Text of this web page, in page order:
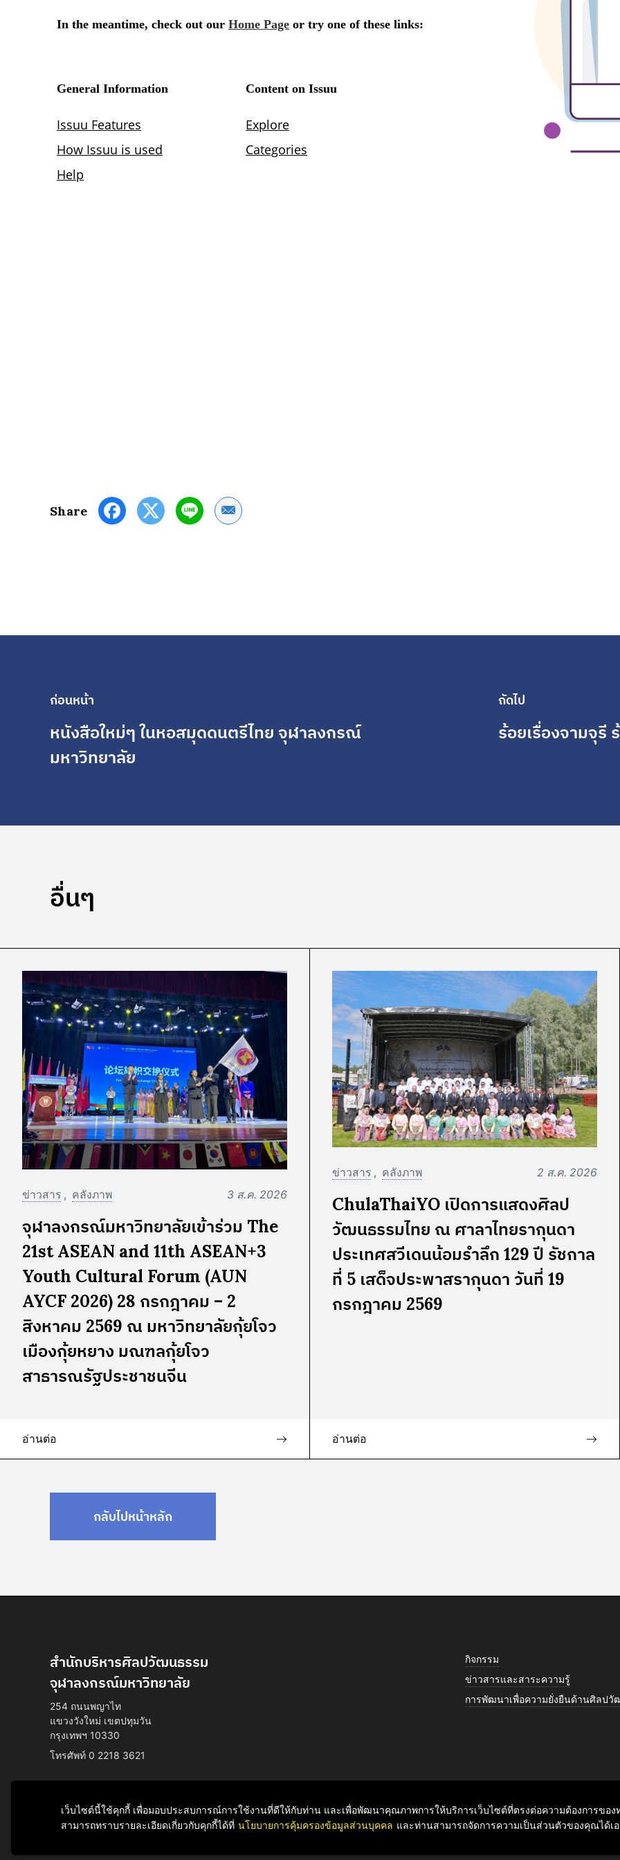
Share Share by Email
ก่อนหน้า
หนังสือใหม่ๆ ในหอสมุดดนตรีไทย จุฬาลงกรณ์
มหาวิทยาลัย
ถัดไป
ร้อยเรื่องจามจุรี
อื่นๆ
ข่าวสาร คลังภาพ 3 ส.ค. 2026
จุฬาลงกรณ์มหาวิทยาลัยเข้าร่วม The
21st ASEAN and 11th ASEAN+3
Youth Cultural Forum (AUN
AYCF 2026) 28 กรกฎาคม – 2
สิงหาคม 2569 ณ มหาวิทยาลัยกุ้ยโจว
เมืองกุ้ยหยาง มณฑลกุ้ยโจว
สาธารณรัฐประชาชนจีน
อ่านต่อ
ข่าวสาร คลังภาพ 2 ส.ค. 2026
ChulaThaiYO เปิดการแสดงศิลป
วัฒนธรรมไทย ณ ศาลาไทยรากุนดา
ประเทศสวีเดนน้อมรำลึก 129 ปี รัชกาล
ที่ 5 เสด็จประพาสรากุนดา วันที่ 19
กรกฎาคม 2569
อ่านต่อ
กลับไปหน้าหลัก
สำนักบริหารศิลปวัฒนธรรม
จุฬาลงกรณ์มหาวิทยาลัย
254 ถนนพญาไท
แขวงวังใหม่ เขตปทุมวัน
กรุงเทพฯ 10330
โทรศัพท์ 0 2218 3621
กิจกรรม
ข่าวสารและสาระความรู้
การพัฒนาเพื่อความยั่งยืนด้านศิลปวั
Facebook YouTube LINE Instagram TikTok
เว็บไซต์นี้ใช้คุกกี้ เพื่อมอบประสบการณ์การใช้งานที่ดีให้กับท่าน และเพื่อพัฒนาคุณภาพการให้บริการเว็บไซต์ที่ตรงต่อความต้องการขอ
สามารถทราบรายละเอียดเกี่ยวกับคุกกี้ได้ที่ นโยบายการคุ้มครองข้อมูลส่วนบุคคล และท่านสามารถจัดการความเป็นส่วนตัวของคุณได้เ